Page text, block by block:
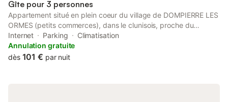
Gîte pour 3 personnes
Appartement situé en plein coeur du village de DOMPIERRE LES
ORMES (petits commerces), dans le clunisois, proche du
Charolais et Brionnais, à 5mn de la RCEA Route Centre Europe
Atlantique, à 25mn de la gare TGV MACON LOCHÉ, à 100 kms
de Lyon. Appartement rénové, lumineux, idéal pour quelques
Internet Parking
Climatisation
Annulation gratuite
dès 101 € par nuit